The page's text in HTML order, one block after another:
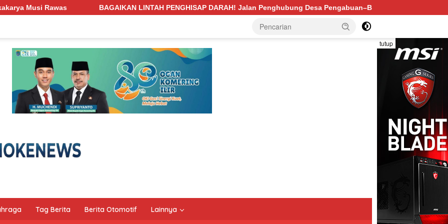
BAGAIKAN LINTAH PENGHISAP DARAH! Jalan Penghubung Desa Pengabuan–Betung PALI Hancur, Truk Batu Bara PT EPI Diduga
tutup
Tag Berita Berita Otomotif Lainnya